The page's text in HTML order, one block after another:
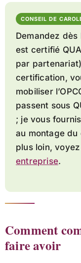
CONSEIL DE
Demandez
est certifié
par
certification,
mobiliser
passent sous
; je vous
au montage du
plus loin, voyez
entreprise.
Comment
faire avoir